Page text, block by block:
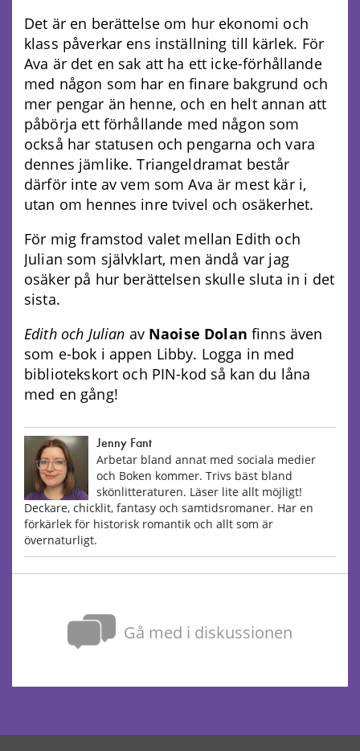
Det är en berättelse om hur ekonomi och
klass påverkar ens inställning till kärlek. För
Ava är det en sak att ha ett icke-förhållande
med någon som har en finare bakgrund och
mer pengar än henne, och en helt annan att
påbörja ett förhållande med någon som
också har statusen och pengarna och vara
dennes jämlike. Triangeldramat består
därför inte av vem som Ava är mest kär i,
utan om hennes inre tvivel och osäkerhet.
För mig framstod valet mellan Edith och
Julian som självklart, men ändå var jag
osäker på hur berättelsen skulle sluta in i det
sista.
Edith och Julian av Naoise Dolan finns även
som e-bok i appen Libby. Logga in med
bibliotekskort och PIN-kod så kan du låna
med en gång!
Jenny Fant
Arbetar bland annat med sociala medier
och Boken kommer. Trivs bäst bland
skönlitteraturen. Läser lite allt möjligt!
Deckare, chicklit, fantasy och samtidsromaner. Har en
förkärlek för historisk romantik och allt som är
övernaturligt.
Gå med i diskussionen